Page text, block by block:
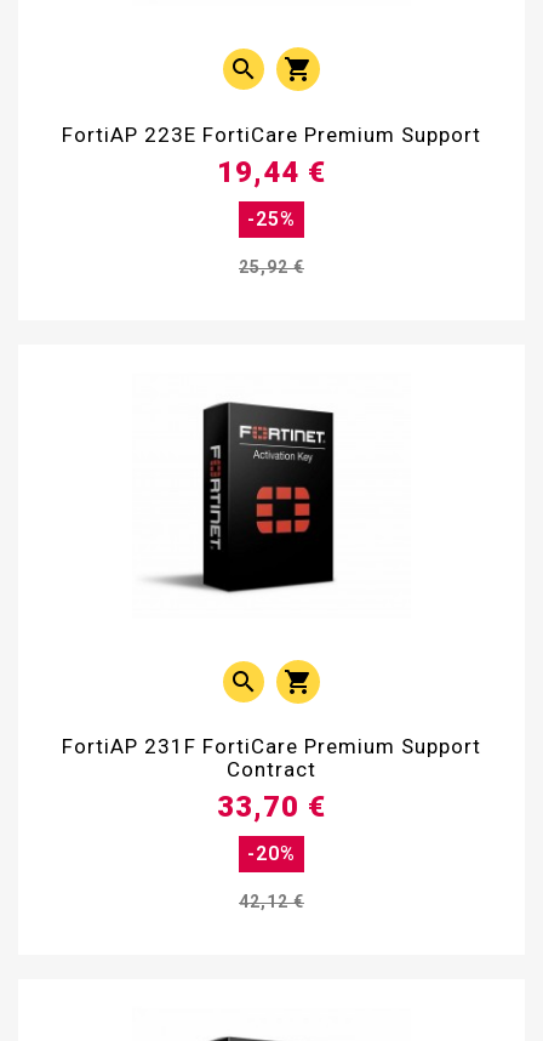
 
FortiAP 223E FortiCare Premium Support
25,92 €
-25%
19,44 €
 
FortiAP 231F FortiCare Premium Support
Contract
42,12 €
-20%
33,70 €